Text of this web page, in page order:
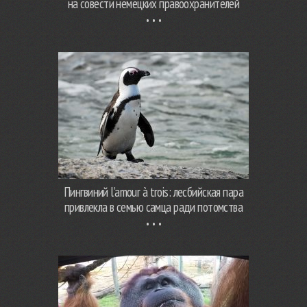
на совести немецких правоохранителей
Пингвиний l’amour à trois: лесбийская пара
привлекла в семью самца ради потомства